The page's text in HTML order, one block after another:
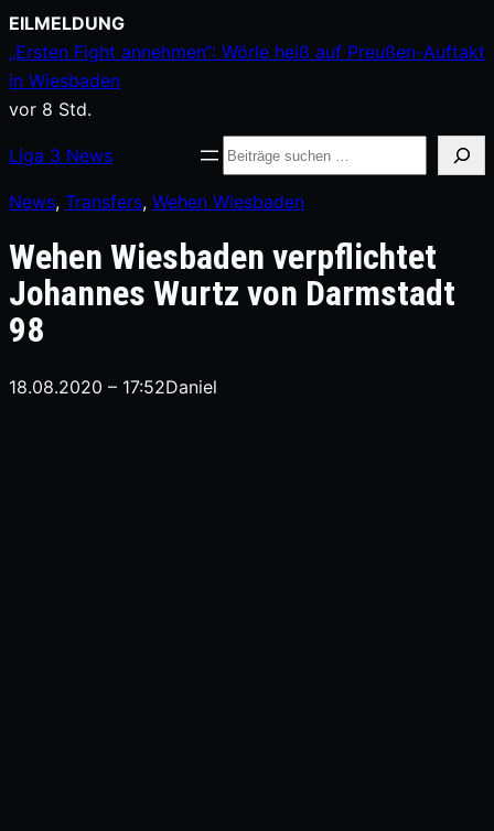
Zum
Inhalt
springen
EILMELDUNG
„Ersten Fight annehmen“: Wörle heiß auf Preußen-Auftakt
in Wiesbaden
vor 8 Std.
Liga 3 News Suche
News, Transfers, Wehen Wiesbaden
Wehen Wiesbaden verpflichtet
Johannes Wurtz von Darmstadt
98
18.08.2020 – 17:52Daniel